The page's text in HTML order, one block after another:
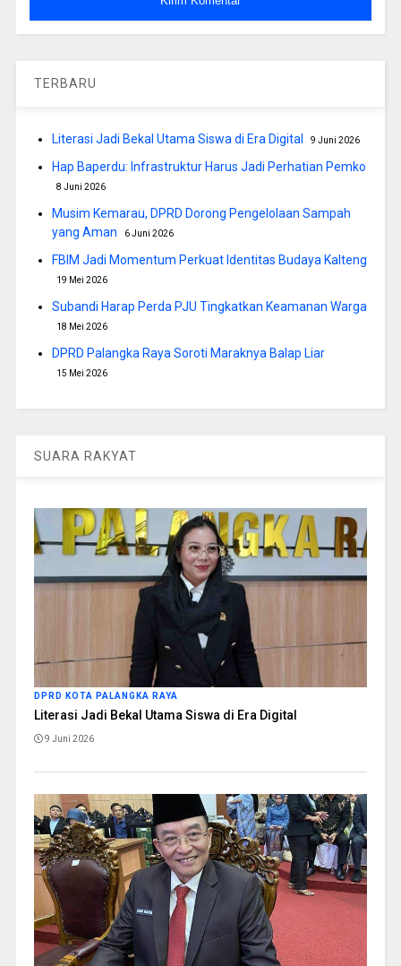
TERBARU
Literasi Jadi Bekal Utama Siswa di Era Digital 9 Juni 2026
Hap Baperdu: Infrastruktur Harus Jadi Perhatian Pemko
8 Juni 2026
Musim Kemarau, DPRD Dorong Pengelolaan Sampah
yang Aman
6 Juni 2026
FBIM Jadi Momentum Perkuat Identitas Budaya Kalteng
19 Mei 2026
Subandi Harap Perda PJU Tingkatkan Keamanan Warga
18 Mei 2026
DPRD Palangka Raya Soroti Maraknya Balap Liar
15 Mei 2026
SUARA RAKYAT
DPRD KOTA PALANGKA RAYA
Literasi Jadi Bekal Utama Siswa di Era Digital
9 Juni 2026